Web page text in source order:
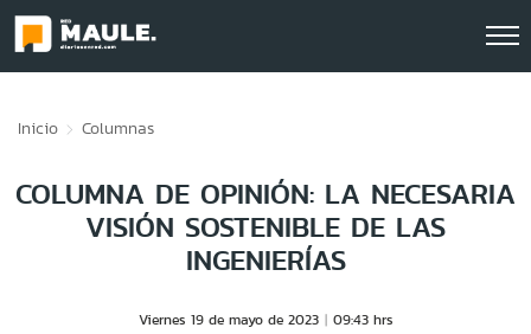
Inicio Columnas
COLUMNA DE OPINIÓN: LA NECESARIA
VISIÓN SOSTENIBLE DE LAS
INGENIERÍAS
Viernes 19 de mayo de 2023 09:43 hrs